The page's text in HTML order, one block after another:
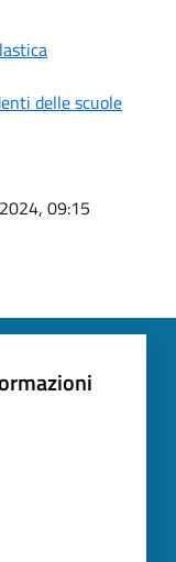
delle scuole
09:15